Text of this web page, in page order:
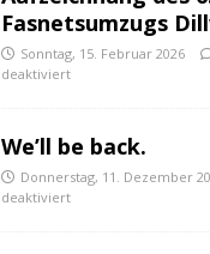
Fasnetsumzugs
Sonntag, 15. Februar 2026
deaktiviert
We’ll be back.
Donnerstag, 11. Dezember
deaktiviert